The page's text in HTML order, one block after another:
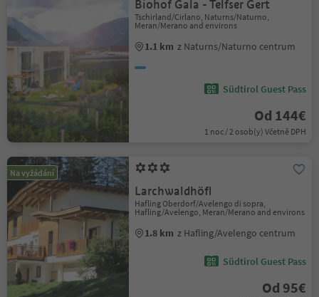
Biohof Gala - Telfser Gert
Tschirland/Cirlano, Naturns/Naturno,
Meran/Merano and environs
1.1 km z Naturns/Naturno centrum
Südtirol Guest Pass
Od 144€
1 noc / 2 osob(y) Včetně DPH
Na vyžádání
Larchwaldhöfl
Hafling Oberdorf/Avelengo di sopra,
Hafling/Avelengo, Meran/Merano and environs
1.8 km z Hafling/Avelengo centrum
Südtirol Guest Pass
Od 95€